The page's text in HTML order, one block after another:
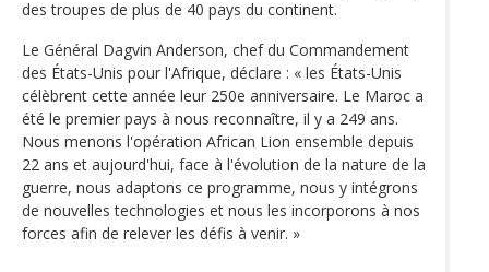
des troupes de plus de 40 pays du continent.
Le Général Dagvin Anderson, chef du Commandement
des États-Unis pour l'Afrique, déclare : « les États-Unis
célèbrent cette année leur 250e anniversaire. Le Maroc a
été le premier pays à nous reconnaître, il y a 249 ans.
Nous menons l'opération African Lion ensemble depuis
22 ans et aujourd'hui, face à l'évolution de la nature de la
guerre, nous adaptons ce programme, nous y intégrons
de nouvelles technologies et nous les incorporons à nos
forces afin de relever les défis à venir. »